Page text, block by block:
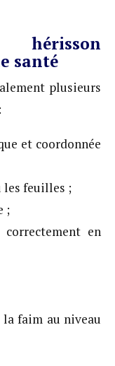
santé
plusieurs
et coordonnée
les feuilles ;
;
en
faim au niveau